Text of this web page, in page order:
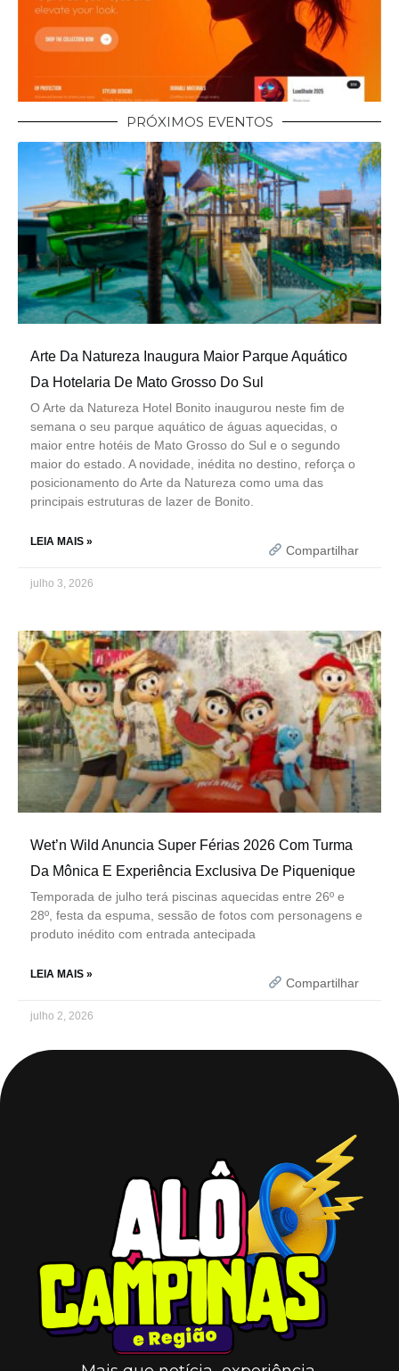
PRÓXIMOS EVENTOS
Arte Da Natureza Inaugura Maior Parque Aquático
Da Hotelaria De Mato Grosso Do Sul
O Arte da Natureza Hotel Bonito inaugurou neste fim de
semana o seu parque aquático de águas aquecidas, o
maior entre hotéis de Mato Grosso do Sul e o segundo
maior do estado. A novidade, inédita no destino, reforça o
posicionamento do Arte da Natureza como uma das
principais estruturas de lazer de Bonito.
LEIA MAIS »
Compartilhar
julho 3, 2026
Wet’n Wild Anuncia Super Férias 2026 Com Turma
Da Mônica E Experiência Exclusiva De Piquenique
Temporada de julho terá piscinas aquecidas entre 26º e
28º, festa da espuma, sessão de fotos com personagens e
produto inédito com entrada antecipada
LEIA MAIS »
Compartilhar
julho 2, 2026